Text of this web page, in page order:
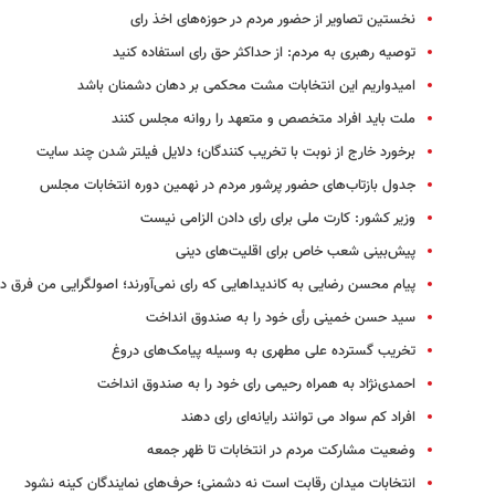
نخستین تصاویر از حضور مردم در حوزه‌های اخذ رای
توصیه رهبری به مردم: از حداکثر حق رای استفاده کنید
امیدواریم این انتخابات مشت محکمی بر دهان دشمنان باشد
ملت باید افراد متخصص و متعهد را روانه مجلس کنند
برخورد خارج از نوبت با تخریب کنندگان؛ دلایل فیلتر شدن چند سایت
جدول بازتاب‌های حضور پرشور مردم در نهمین دوره انتخابات مجلس
وزیر کشور: کارت ملی برای رای دادن الزامی نیست
پیش‌بینی شعب خاص برای اقلیت‌های دینی
پیام محسن رضایی به کاندیداهایی که رای نمی‌آورند؛ اصولگرایی من فرق
سید حسن خمینی رأی خود را به صندوق انداخت
تخریب گسترده علی مطهری به وسیله پیامک‌های دروغ
احمدی‌‌نژاد به همراه رحیمی رای خود را به صندوق انداخت
افراد کم سواد می توانند رایانه‌ای رای دهند
وضعیت مشارکت مردم در انتخابات تا ظهر جمعه
انتخابات میدان رقابت است نه دشمنی؛ حرف‌های نمایندگان کینه نشود